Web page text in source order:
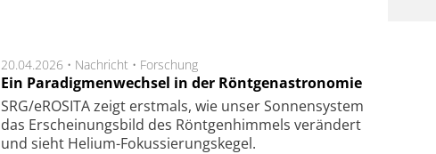
20.04.2026 • Nachricht • Forschung
Ein Paradigmenwechsel in der Röntgenastronomie
SRG/eROSITA zeigt erst­mals, wie unser Son­nen­sys­tem
das Er­schei­nungs­bild des Rönt­gen­him­mels ver­än­dert
und sieht Helium-Fokus­sie­rungs­ke­gel.